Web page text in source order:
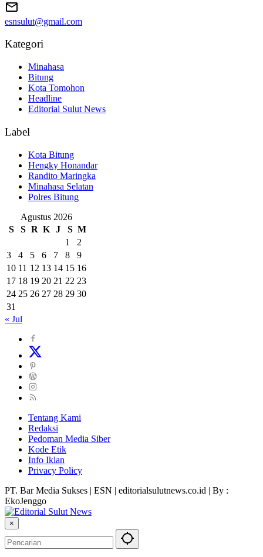
esnsulut@gmail.com
Kategori
Minahasa
Bitung
Kota Tomohon
Headline
Editorial Sulut News
Label
Kota Bitung
Hengky Honandar
Randito Maringka
Minahasa Selatan
Polres Bitung
Agustus 2026
S
S R K J S M
1
2
3
4 5 6 7 8
9
10 11 12 13 14 15 16
17 18 19 20 21 22 23
24 25 26 27 28 29 30
31
« Jul
Tentang Kami
Redaksi
Pedoman Media Siber
Kode Etik
Info Iklan
Privacy Policy
PT. Bar Media Sukses | ESN | editorialsulutnews.co.id | By :
EkoJenggo
×